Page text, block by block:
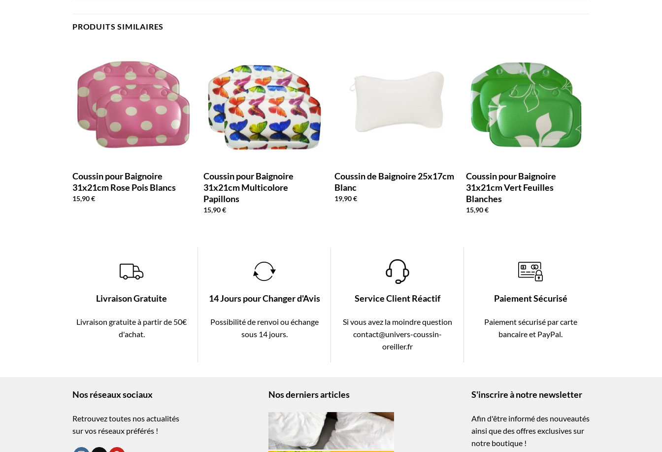
PRODUITS SIMILAIRES
Coussin pour Baignoire
31x21cm Rose Pois Blancs
15,90€
Coussin pour Baignoire
31x21cm Multicolore
Papillons
15,90€
Coussin de Baignoire 25x17cm
Blanc
19,90€
Coussin pour Baignoire
31x21cm Vert Feuilles
Blanches
15,90€
Livraison Gratuite
Livraison gratuite à partir de 50€
d'achat.
14 Jours pour Changer d'Avis
Possibilité de renvoi ou échange
sous 14 jours.
Service Client Réactif
Si vous avez la moindre question
contact@univers-coussin-
oreiller.fr
Paiement Sécurisé
Paiement sécurisé par carte
bancaire et PayPal.
Nos réseaux sociaux
Retrouvez toutes nos actualités
sur vos réseaux préférés !
Nos derniers articles S'inscrire à notre newsletter
Afin d'être informé des nouveautés
ainsi que des offres exclusives sur
notre boutique !